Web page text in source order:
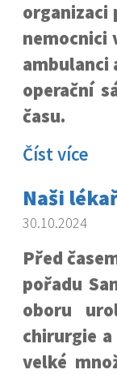
organizaci
nemocnici
ambulanci
operační
času.
Číst více
Naši
30.10.2024
Před
pořadu
oboru
chirurgie
velké